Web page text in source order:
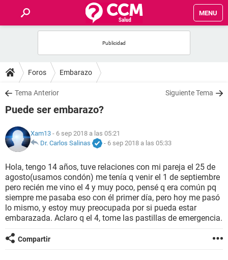
MENU
FOROS
SALUD
NUTRICIÓN
BIENESTAR
SEXUALIDAD
GLOSARIO
Foros Embarazo
Tema Anterior Siguiente Tema
Puede ser embarazo?
Xam13 - 6 sep 2018 a las 05:21
Dr. Carlos Salinas
- 6 sep 2018 a las 05:33
Hola, tengo 14 años, tuve relaciones con mi pareja el 25 de
agosto(usamos condón) me tenía q venir el 1 de septiembre
pero recién me vino el 4 y muy poco, pensé q era común pq
siempre me pasaba eso con él primer día, pero hoy me pasó
lo mismo, y estoy muy preocupada por si pueda estar
embarazada. Aclaro q el 4, tome las pastillas de emergencia.
Compartir